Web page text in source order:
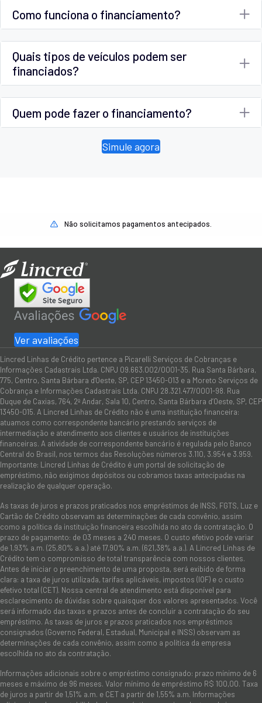
Como funciona o financiamento?
Quais tipos de veículos podem ser
financiados?
Quem pode fazer o financiamento?
Simule agora
Não solicitamos pagamentos antecipados.
Ver avaliações
Lincred Linhas de Crédito pertence a Picarelli Serviços de Cobranças e
Informações Cadastrais Ltda. CNPJ 09.663.002/0001-35. Rua Santa Bárbara,
775, Centro, Santa Bárbara d'Oeste, SP, CEP 13450-013 e a Moreto Serviços de
Cobrança e Informações Cadastrais Ltda. CNPJ 28.321.477/0001-98. Rua
Duque de Caxias, 764, 2º Andar, Sala 10, Centro, Santa Bárbara d’Oeste, SP, CEP
13450-015. A Lincred Linhas de Crédito não é uma instituição financeira:
atuamos como correspondente bancário prestando serviços de
intermediação e atendimento aos clientes e usuários de instituições
financeiras. A atividade de correspondente bancário é regulada pelo Banco
Central do Brasil, nos termos das Resoluções números 3.110, 3.954 e 3.959.
Importante: Lincred Linhas de Crédito é um portal de solicitação de
empréstimo, não exigimos depósitos ou cobramos taxas antecipadas na
realização de qualquer operação.
As taxas de juros e prazos praticados nos empréstimos de INSS, FGTS, Luz e
Cartão de Crédito observam as determinações de cada convênio, assim
como a política da instituição financeira escolhida no ato da contratação. O
prazo de pagamento: de 03 meses a 240 meses. O custo efetivo pode variar
de 1,93% a.m. (25,80% a.a.) até 17,90% a.m. (621,38% a.a.). A Lincred Linhas de
Crédito tem o compromisso de total transparência com nossos clientes.
Antes de iniciar o preenchimento de uma proposta, será exibido de forma
clara: a taxa de juros utilizada, tarifas aplicáveis, impostos (IOF) e o custo
efetivo total (CET). Nossa central de atendimento está disponível para
esclarecimento de dúvidas sobre quaisquer dos valores apresentados. Você
será informado das taxas e prazos antes de concluir a contratação do seu
empréstimo. As taxas de juros e prazos praticados nos empréstimos
consignados (Governo Federal, Estadual, Municipal e INSS) observam as
determinações de cada convênio, assim como a política da empresa
escolhida no ato da contratação.
Informações adicionais sobre o empréstimo consignado: prazo mínimo de 6
meses e máximo de 96 meses. Valor mínimo de empréstimo R$ 100,00. Taxa
de juros a partir de 1,51% a.m. e CET a partir de 1,55% a.m. Informações